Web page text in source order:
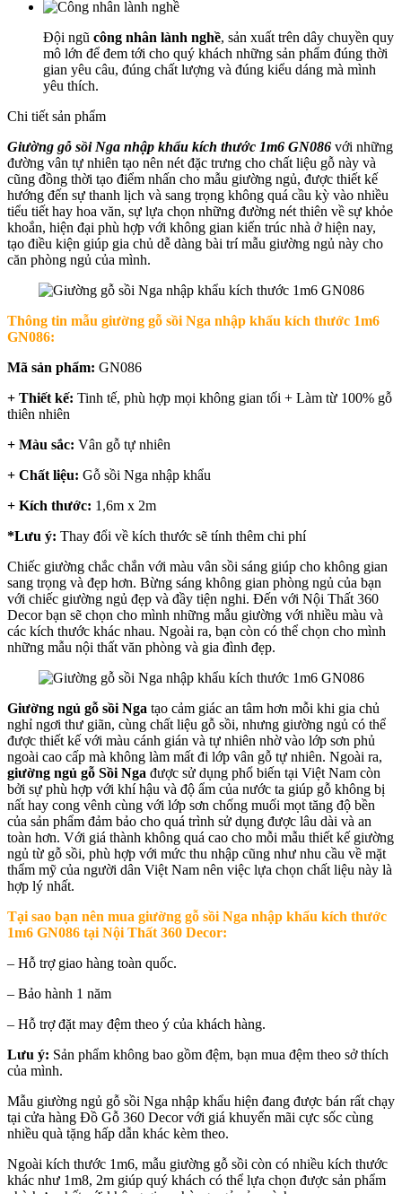
Đội ngũ công nhân lành nghề, sản xuất trên dây chuyền quy
mô lớn để đem tới cho quý khách những sản phẩm đúng thời
gian yêu câu, đúng chất lượng và đúng kiểu dáng mà mình
yêu thích.
Chi tiết sản phẩm
Giường gỗ sồi Nga nhập khẩu kích thước 1m6 GN086 với những
đường vân tự nhiên tạo nên nét đặc trưng cho chất liệu gỗ này và
cũng đồng thời tạo điểm nhấn cho mẫu giường ngủ, được thiết kế
hướng đến sự thanh lịch và sang trọng không quá cầu kỳ vào nhiều
tiểu tiết hay hoa văn, sự lựa chọn những đường nét thiên về sự khỏe
khoắn, hiện đại phù hợp với không gian kiến trúc nhà ở hiện nay,
tạo điều kiện giúp gia chủ dễ dàng bài trí mẫu giường ngủ này cho
căn phòng ngủ của mình.
Thông tin mẫu giường gỗ sồi Nga nhập khẩu kích thước 1m6
GN086:
Mã sản phẩm: GN086
+ Thiết kế: Tinh tế, phù hợp mọi không gian tối + Làm từ 100% gỗ
thiên nhiên
+ Màu sắc: Vân gỗ tự nhiên
+ Chất liệu: Gỗ sồi Nga nhập khẩu
+ Kích thước: 1,6m x 2m
*Lưu ý: Thay đổi về kích thước sẽ tính thêm chi phí
Chiếc giường chắc chắn với màu vân sồi sáng giúp cho không gian
sang trọng và đẹp hơn. Bừng sáng không gian phòng ngủ của bạn
với chiếc giường ngủ đẹp và đầy tiện nghi. Đến với Nội Thất 360
Decor bạn sẽ chọn cho mình những mẫu giường với nhiều màu và
các kích thước khác nhau. Ngoài ra, bạn còn có thể chọn cho mình
những mẫu nội thất văn phòng và gia đình đẹp.
Giường ngủ gỗ sồi Nga tạo cảm giác an tâm hơn mỗi khi gia chủ
nghỉ ngơi thư giãn, cùng chất liệu gỗ sồi, nhưng giường ngủ có thể
được thiết kế với màu cánh gián và tự nhiên nhờ vào lớp sơn phủ
ngoài cao cấp mà không làm mất đi lớp vân gỗ tự nhiên. Ngoài ra,
giường ngủ gỗ Sồi Nga được sử dụng phổ biến tại Việt Nam còn
bởi sự phù hợp với khí hậu và độ ẩm của nước ta giúp gỗ không bị
nất hay cong vênh cùng với lớp sơn chống muối mọt tăng độ bền
của sản phẩm đảm bảo cho quá trình sử dụng được lâu dài và an
toàn hơn. Với giá thành không quá cao cho mỗi mẫu thiết kế giường
ngủ từ gỗ sồi, phù hợp với mức thu nhập cũng như nhu cầu về mặt
thẩm mỹ của người dân Việt Nam nên việc lựa chọn chất liệu này là
hợp lý nhất.
Tại sao bạn nên mua giường gỗ sồi Nga nhập khẩu kích thước
1m6 GN086 tại Nội Thất 360 Decor:
– Hỗ trợ giao hàng toàn quốc.
– Bảo hành 1 năm
– Hỗ trợ đặt may đệm theo ý của khách hàng.
Lưu ý: Sản phẩm không bao gồm đệm, bạn mua đệm theo sở thích
của mình.
Mẫu giường ngủ gỗ sồi Nga nhập khẩu hiện đang được bán rất chạy
tại cửa hàng Đồ Gỗ 360 Decor với giá khuyến mãi cực sốc cùng
nhiều quà tặng hấp dẫn khác kèm theo.
Ngoài kích thước 1m6, mẫu giường gỗ sồi còn có nhiều kích thước
khác như 1m8, 2m giúp quý khách có thể lựa chọn được sản phẩm